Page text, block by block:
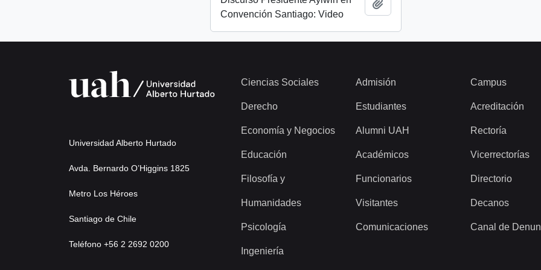
Convención Santiago: Video
Universidad Alberto Hurtado
Avda. Bernardo O’Higgins 1825
Metro Los Héroes
Santiago de Chile
Teléfono +56 2 2692 0200
Ciencias Sociales
Derecho
Economía y Negocios
Educación
Filosofía y
Humanidades
Psicología
Ingeniería
Admisión
Estudiantes
Alumni UAH
Académicos
Funcionarios
Visitantes
Comunicaciones
Campus
Acreditación
Rectoría
Vicerrectorías
Directorio
Decanos
Canal de